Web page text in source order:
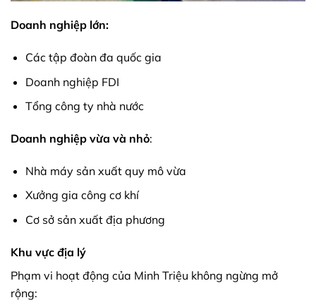
Doanh nghiệp lớn:
Các tập đoàn đa quốc gia
Doanh nghiệp FDI
Tổng công ty nhà nước
Doanh nghiệp vừa và nhỏ:
Nhà máy sản xuất quy mô vừa
Xưởng gia công cơ khí
Cơ sở sản xuất địa phương
Khu vực địa lý
Phạm vi hoạt động của Minh Triệu không ngừng mở
rộng: